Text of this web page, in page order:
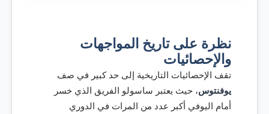
نظرة على تاريخ المواجهات
والإحصائيات
تقف الإحصائيات التاريخية إلى حد كبير في صف
يوفنتوس، حيث يعتبر ساسولو الفريق الذي خسر
أمام اليوفي أكبر عدد من المرات في الدوري